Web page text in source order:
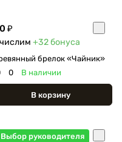
₽
+32бонуса
брелок «Чайник»
0 В наличии
В корзину
Выбор руководителя
₽